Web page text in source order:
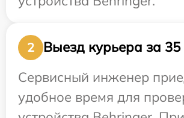
2
Выезд курьера за 35
Сервисный инженер
удобное время для